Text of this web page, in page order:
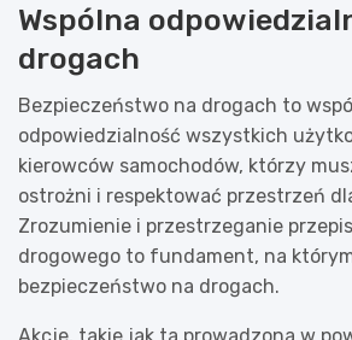
Wspólna
drogach
Bezpieczeństwo na drogach to
odpowiedzialność wszystkich
kierowców samochodów, którzy
ostrożni i respektować przestrzeń
Zrozumienie i przestrzeganie
drogowego to fundament, na
bezpieczeństwo na drogach.